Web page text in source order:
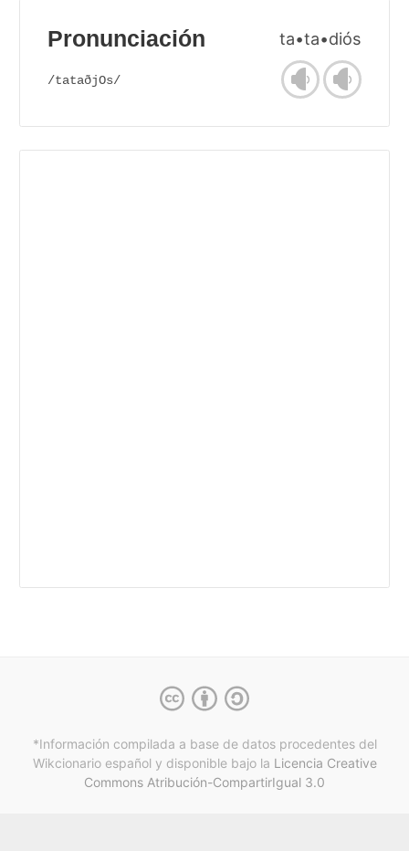
Pronunciación ta•ta•diós
/tataðjOs/
*Información compilada a base de datos procedentes del
Wikcionario español y disponible bajo la Licencia Creative
Commons Atribución-CompartirIgual 3.0